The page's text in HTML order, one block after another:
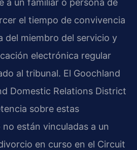
el tiempo de convivencia
del miembro del servicio y
electrónica regular
al tribunal. El Goochland
Domestic Relations District
sobre estas
están vinculadas a un
en curso en el Circuit